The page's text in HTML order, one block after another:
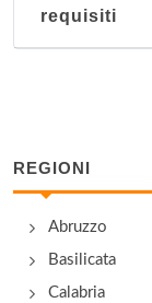
requisiti
REGIONI
Abruzzo
Basilicata
Calabria